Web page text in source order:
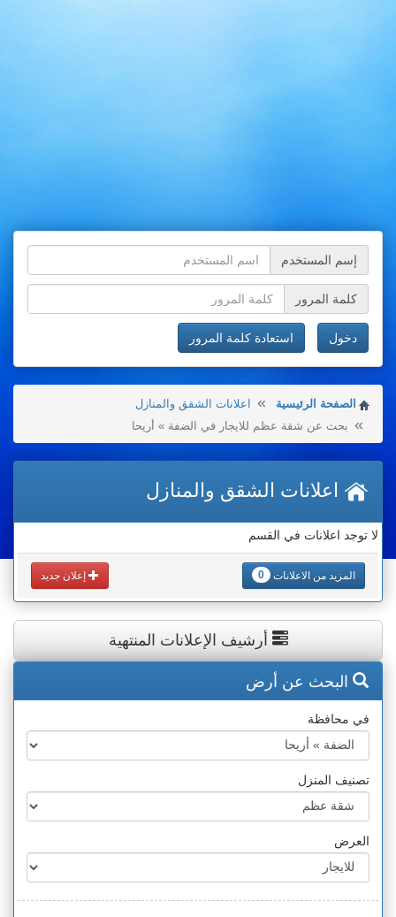
إسم المستخدم
كلمة المرور
دخول استعادة كلمة المرور
الصفحة الرئيسية
اعلانات الشقق والمنازل
بحث عن شقة عظم للايجار في الضفة » أريحا
اعلانات الشقق والمنازل
لا توجد اعلانات في القسم
المزيد من الاعلانات 0 إعلان جديد
أرشيف الإعلانات المنتهية
البحث عن أرض
في محافظة
تصنيف المنزل
العرض